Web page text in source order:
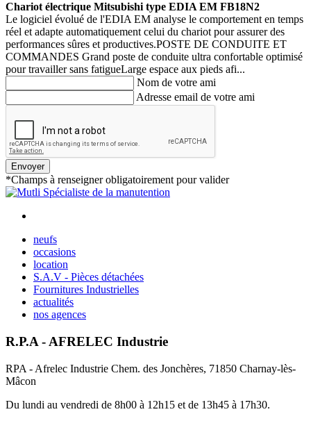
Chariot électrique Mitsubishi type EDIA EM FB18N2
Le logiciel évolué de l'EDIA EM analyse le comportement en temps
réel et adapte automatiquement celui du chariot pour assurer des
performances sûres et productives.POSTE DE CONDUITE ET
COMMANDES Grand poste de conduite ultra confortable optimisé
pour travailler sans fatigueLarge espace aux pieds afi...
Nom de votre ami
Adresse email de votre ami
Envoyer
*Champs à renseigner obligatoirement pour valider
neufs
occasions
location
S.A.V - Pièces détachées
Fournitures Industrielles
actualités
nos agences
R.P.A - AFRELEC Industrie
RPA - Afrelec Industrie Chem. des Jonchères, 71850 Charnay-lès-
Mâcon
Du lundi au vendredi de 8h00 à 12h15 et de 13h45 à 17h30.